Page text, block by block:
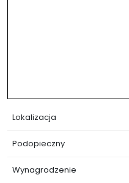
Lokalizacja
Podopieczny
Wynagrodzenie